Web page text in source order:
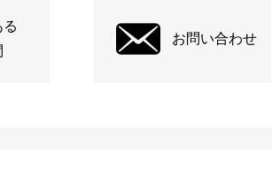
る
お問い合わせ